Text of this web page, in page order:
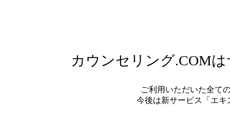
カウンセリング.COM
ご利用いただいた全て
今後は新サービス「エ